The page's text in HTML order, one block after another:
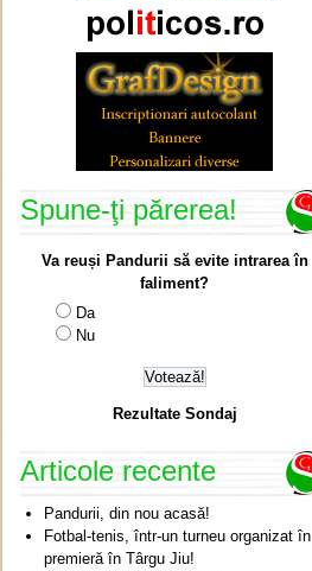
Spune-ţi părerea!
Va reuși Pandurii să evite intrarea în
faliment?
Da
Nu
Rezultate Sondaj
Articole recente
Pandurii, din nou acasă!
Fotbal-tenis, într-un turneu organizat în
premieră în Târgu Jiu!